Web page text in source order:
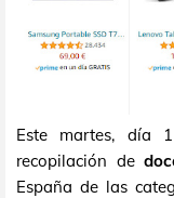
Este martes, día
recopilación de
España de las